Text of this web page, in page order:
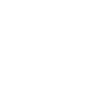
via X - U verlaat
via Facebook - U
via e-mail
via LinkedIn - U